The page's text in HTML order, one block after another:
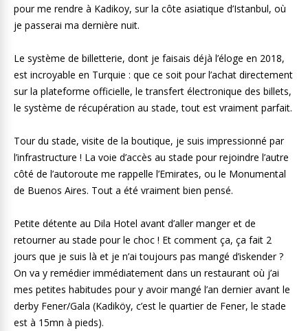
pour me rendre à Kadikoy, sur la côte asiatique d’Istanbul, où
je passerai ma dernière nuit.
Le système de billetterie, dont je faisais déjà l’éloge en 2018,
est incroyable en Turquie : que ce soit pour l’achat directement
sur la plateforme officielle, le transfert électronique des billets,
le système de récupération au stade, tout est vraiment parfait.
Tour du stade, visite de la boutique, je suis impressionné par
l’infrastructure ! La voie d’accès au stade pour rejoindre l’autre
côté de l’autoroute me rappelle l’Emirates, ou le Monumental
de Buenos Aires. Tout a été vraiment bien pensé.
Petite détente au Dila Hotel avant d’aller manger et de
retourner au stade pour le choc ! Et comment ça, ça fait 2
jours que je suis là et je n’ai toujours pas mangé d’iskender ?
On va y remédier immédiatement dans un restaurant où j’ai
mes petites habitudes pour y avoir mangé l’an dernier avant le
derby Fener/Gala (Kadiköy, c’est le quartier de Fener, le stade
est à 15mn à pieds).